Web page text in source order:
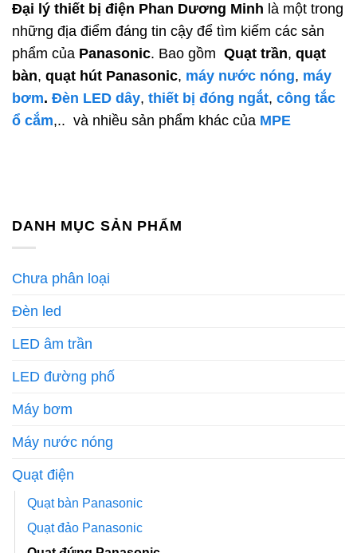
Đại lý thiết bị điện Phan Dương Minh là một trong
những địa điểm đáng tin cậy để tìm kiếm các sản
phẩm của Panasonic. Bao gồm Quạt trần, quạt
bàn, quạt hút Panasonic, máy nước nóng, máy
bơm. Đèn LED dây, thiết bị đóng ngắt, công tắc
ổ cắm,.. và nhiều sản phẩm khác của MPE
DANH MỤC SẢN PHẨM
Chưa phân loại
Đèn led
LED âm trần
LED đường phố
Máy bơm
Máy nước nóng
Quạt điện
Quạt bàn Panasonic
Quạt đảo Panasonic